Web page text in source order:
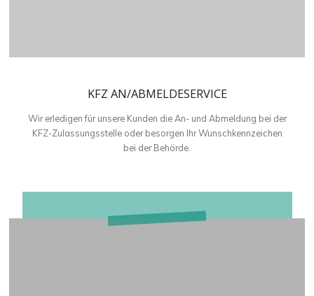
KFZ AN/ABMELDESERVICE
Wir erledigen für unsere Kunden die An- und Abmeldung bei der
KFZ-Zulassungsstelle oder besorgen Ihr Wunschkennzeichen
bei der Behörde.
BEDARFSANALYSE